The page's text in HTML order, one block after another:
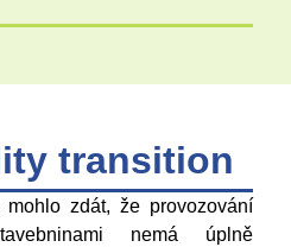
transition
zdát, že provozování
nemá úplně